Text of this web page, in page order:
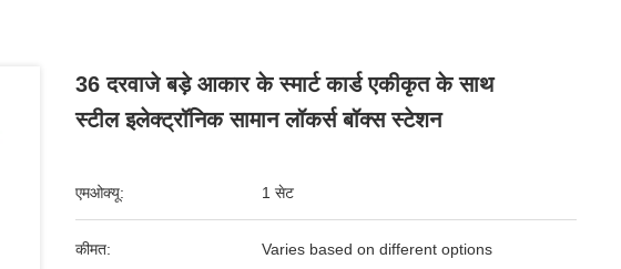
36 दरवाजे बड़े आकार के स्मार्ट कार्ड एकीकृत के साथ
स्टील इलेक्ट्रॉनिक सामान लॉकर्स बॉक्स स्टेशन
एमओक्यू: 1 सेट
कीमत: Varies based on different options